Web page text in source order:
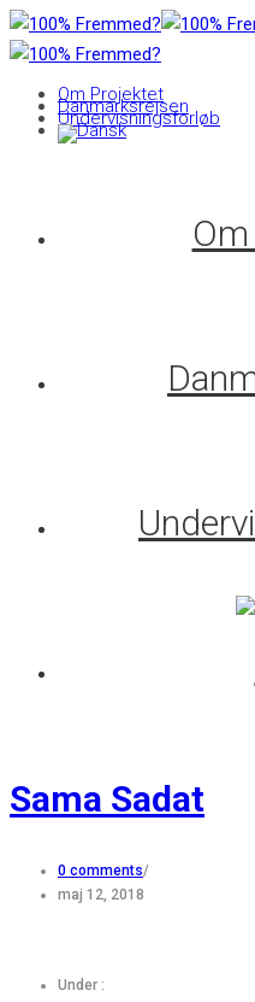
Om Projektet
Danmarksrejsen
Undervisningsforløb
Sama Sadat
0 comments/
maj 12, 2018
Under :